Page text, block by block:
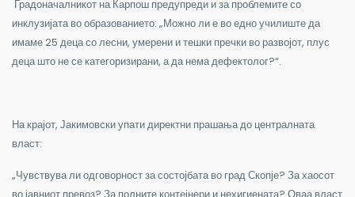
Градоначалникот на Карпош предупреди и за проблемите со
инклузијата во образованието: „Можно ли е во едно училиште да
имаме 25 деца со лесни, умерени и тешки пречки во развојот, плус
деца што не се категоризирани, а да нема дефектолог?“.
На крајот, Јакимовски упати директни прашања до централната
власт:
„Чувствува ли одговорност за состојбата во град Скопје? За хаосот
во јавниот превоз? За полните контејнери и нехигиената? Оваа власт